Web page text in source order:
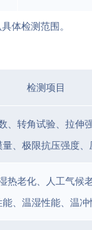
体检测范围。
检测项目
转角试验、拉伸
、极限抗压强度
热老化、人工气候
、温湿性能、温